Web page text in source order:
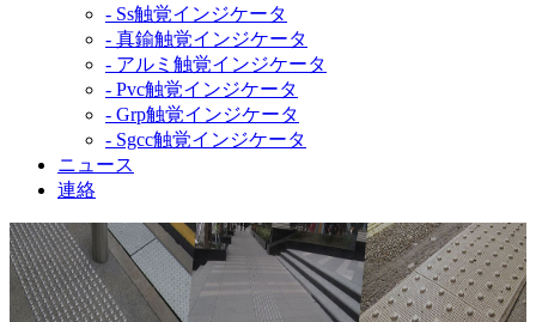
- Ss触覚インジケータ
- 真鍮触覚インジケータ
- アルミ触覚インジケータ
- Pvc触覚インジケータ
- Grp触覚インジケータ
- Sgcc触覚インジケータ
ニュース
連絡